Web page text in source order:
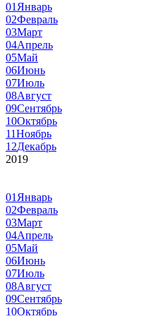
01 Январь
02Февраль
03Март
04Апрель
05Май
06Июнь
07Июль
08Август
09Сентябрь
10Октябрь
11Ноябрь
12Декабрь
2019
01 Январь
02Февраль
03Март
04Апрель
05Май
06Июнь
07Июль
08Август
09Сентябрь
10Октябрь